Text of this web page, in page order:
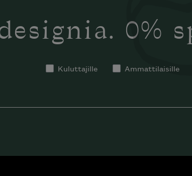
0%
Kuluttajille Ammattilaisille